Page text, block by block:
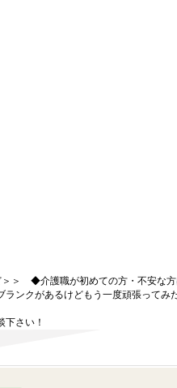
＞＞ ◆介護職が初めての方・不安な
ンクがあるけどもう一度頑張ってみ
さい！